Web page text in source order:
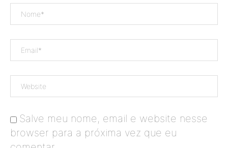
Salve meu nome, email e website nesse
browser para a próxima vez que eu